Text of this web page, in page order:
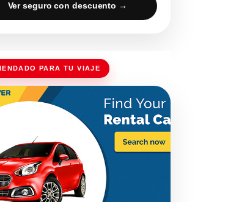
Ver seguro con descuento →
PARA TU VIAJE